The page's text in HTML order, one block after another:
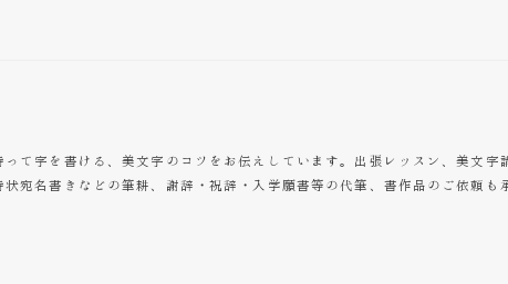
て字を書ける、美文字のコツをお伝えしています。出張レッスン、美文字
宛名書きなどの筆耕、謝辞・祝辞・入学願書等の代筆、書作品のご依頼も